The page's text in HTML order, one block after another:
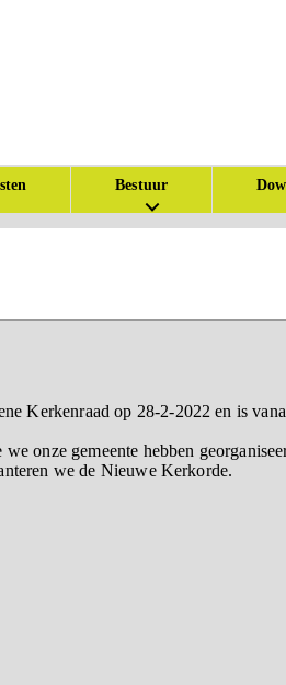
Bestuur
Kerkenraad op 28-2-2022 en is
onze gemeente hebben
we de Nieuwe Kerkorde.